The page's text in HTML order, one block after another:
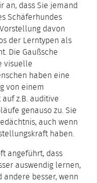
an, dass Sie jemand
Schäferhundes
davon
der Lerntypen als
Die Gaußsche
visuelle
haben eine
von einem
z.B. auditive
genauso zu. Sie
auch wenn
haben.
angeführt, dass
auswendig lernen,
besser, wenn